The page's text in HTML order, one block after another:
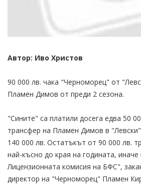
Автор: Иво Христов
90 000 лв. чака "Черноморец" от
Пламен Димов от преди 2 сезона.
"Сините" са платили досега едва 50
трансфер на Пламен Димов в
140 000 лв. Остатъкът от 90 000 лв.
най-късно до края на годината,
Лицензионната комисия на БФС",
директор на "Черноморец" Пламен